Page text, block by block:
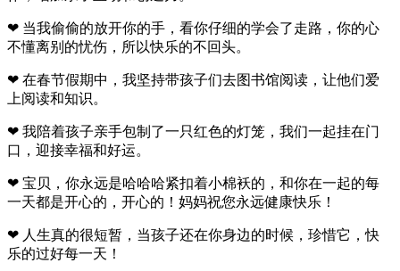
❤ 当我偷偷的放开你的手，看你仔细的学会了走路，你的心
不懂离别的忧伤，所以快乐的不回头。
❤ 在春节假期中，我坚持带孩子们去图书馆阅读，让他们爱
上阅读和知识。
❤ 我陪着孩子亲手包制了一只红色的灯笼，我们一起挂在门
口，迎接幸福和好运。
❤ 宝贝，你永远是哈哈哈紧扣着小棉袄的，和你在一起的每
一天都是开心的，开心的！妈妈祝您永远健康快乐！
❤ 人生真的很短暂，当孩子还在你身边的时候，珍惜它，快
乐的过好每一天！